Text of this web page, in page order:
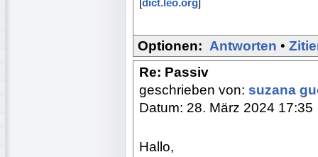
Optionen: Antworten •
Re: Passiv
geschrieben von: suzana
Datum: 28. März 2024 17:35
Hallo,